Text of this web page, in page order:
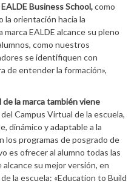
Business School,como
la orientación hacia la
EALDE alcance su pleno
como nuestros
se identifiquen con
de entender la formación»,
la marca también viene
Campus Virtual de la escuela,
dinámico y adaptable a la
los programas de posgrado de
es ofrecer al alumno todas las
su mejor versión, en
la escuela: «Education to Build